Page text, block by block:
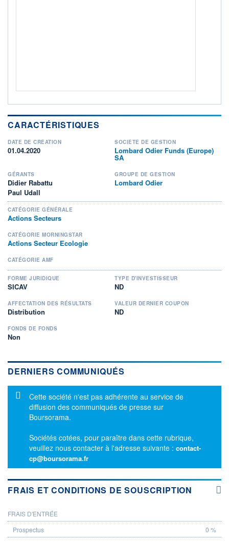
CARACTÉRISTIQUES
DATE DE CRÉATION
01.04.2020
SOCIÉTÉ DE GESTION
Lombard Odier Funds (Europe)
SA
GÉRANTS
Didier Rabattu
Paul Udall
GROUPE DE GESTION
Lombard Odier
CATÉGORIE GÉNÉRALE
Actions Secteurs
CATÉGORIE MORNINGSTAR
Actions Secteur Ecologie
CATÉGORIE AMF
FORME JURIDIQUE
SICAV
TYPE D'INVESTISSEUR
ND
AFFECTATION DES RÉSULTATS
Distribution
VALEUR DERNIER COUPON
ND
FONDS DE FONDS
Non
DERNIERS COMMUNIQUÉS
Message d'information
Cette société n'est pas adhérente au service de
diffusion des communiqués de presse sur
Boursorama.
Sociétés cotées, pour paraître dans cette rubrique,
veuillez nous contacter à l'adresse suivante : contact-
cp@boursorama.fr
FRAIS ET CONDITIONS DE SOUSCRIPTION
PROSPECTUS
FRAIS D'ENTRÉE
0 %